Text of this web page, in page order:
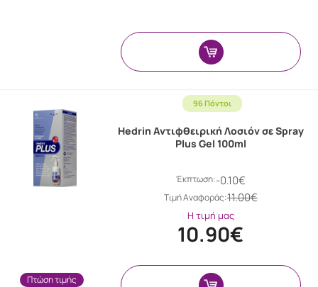
96 Πόντοι
Πτώση τιμής
Hedrin Αντιφθειρική Λοσιόν σε Spray
Plus Gel 100ml
Έκπτωση:-0.10€
Tιμή Αναφοράς:11.00€
Η τιμή μας
10.90€